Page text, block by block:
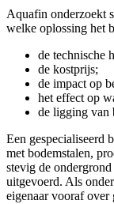
Aquafin onderzoekt
welke oplossing het
de technische
de kostprijs;
de impact op
het effect op
de ligging van
Een gespecialiseerd
met bodemstalen,
stevig de
uitgevoerd. Als
eigenaar vooraf over